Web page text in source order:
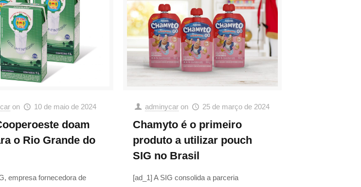
on 10 de maio de 2024
doam
o Rio Grande do
empresa fornecedora de
adminycar on 25 de março de 2024
Chamyto é o primeiro
produto a utilizar pouch
SIG no Brasil
[ad_1] A SIG consolida a parceria